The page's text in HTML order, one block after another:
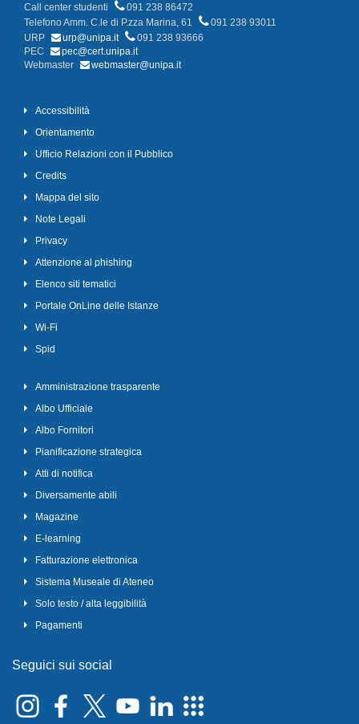
Call center studenti
091 238 86472
Telefono Amm. C.le di P.zza Marina, 61
091 238 93011
URP
urp@unipa.it
091 238 93666
PEC
pec@cert.unipa.it
Webmaster
webmaster@unipa.it
Accessibilità
Orientamento
Ufficio Relazioni con il Pubblico
Credits
Mappa del sito
Note Legali
Privacy
Attenzione al phishing
Elenco siti tematici
Portale OnLine delle Istanze
Wi-Fi
Spid
Amministrazione trasparente
Albo Ufficiale
Albo Fornitori
Pianificazione strategica
Atti di notifica
Diversamente abili
Magazine
E-learning
Fatturazione elettronica
Sistema Museale di Ateneo
Solo testo / alta leggibilità
Pagamenti
Seguici sui social